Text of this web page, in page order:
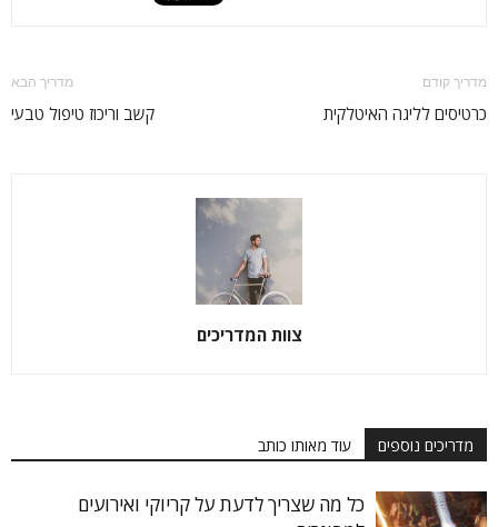
מדריך קודם
כרטיסים לליגה האיטלקית
מדריך הבא
קשב וריכוז טיפול טבעי
צוות המדריכים
מדריכים נוספים עוד מאותו כותב
כל מה שצריך לדעת על קריוקי ואירועים